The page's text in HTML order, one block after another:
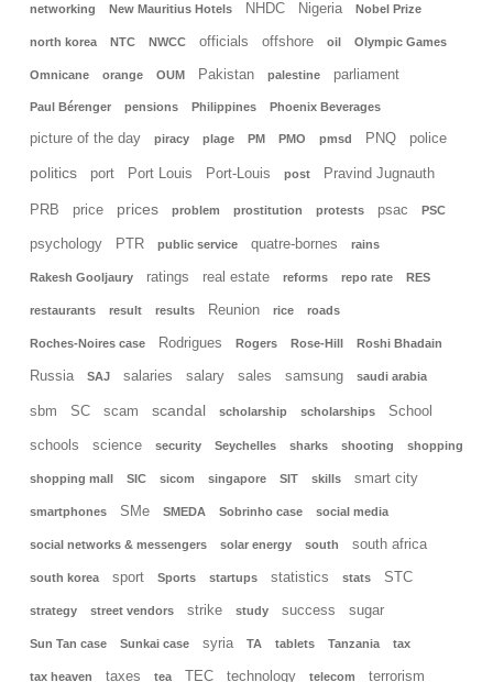
networking New Mauritius Hotels NHDC Nigeria Nobel Prize
north korea NTC NWCC officials offshore oil Olympic Games
Omnicane orange OUM Pakistan palestine parliament
Paul Bérenger pensions Philippines Phoenix Beverages
picture of the day piracy plage PM PMO pmsd PNQ police
politics port Port Louis Port-Louis post Pravind Jugnauth
PRB price prices problem prostitution protests psac PSC
psychology PTR public service quatre-bornes rains
Rakesh Gooljaury ratings real estate reforms repo rate RES
restaurants result results Reunion rice roads
Roches-Noires case Rodrigues Rogers Rose-Hill Roshi Bhadain
Russia SAJ salaries salary sales samsung saudi arabia
sbm SC scam scandal scholarship scholarships School
schools science security Seychelles sharks shooting shopping
shopping mall SIC sicom singapore SIT skills smart city
smartphones SMe SMEDA Sobrinho case social media
social networks & messengers solar energy south south africa
south korea sport Sports startups statistics stats STC
strategy street vendors strike study success sugar
Sun Tan case Sunkai case syria TA tablets Tanzania tax
tax heaven taxes tea TEC technology telecom terrorism